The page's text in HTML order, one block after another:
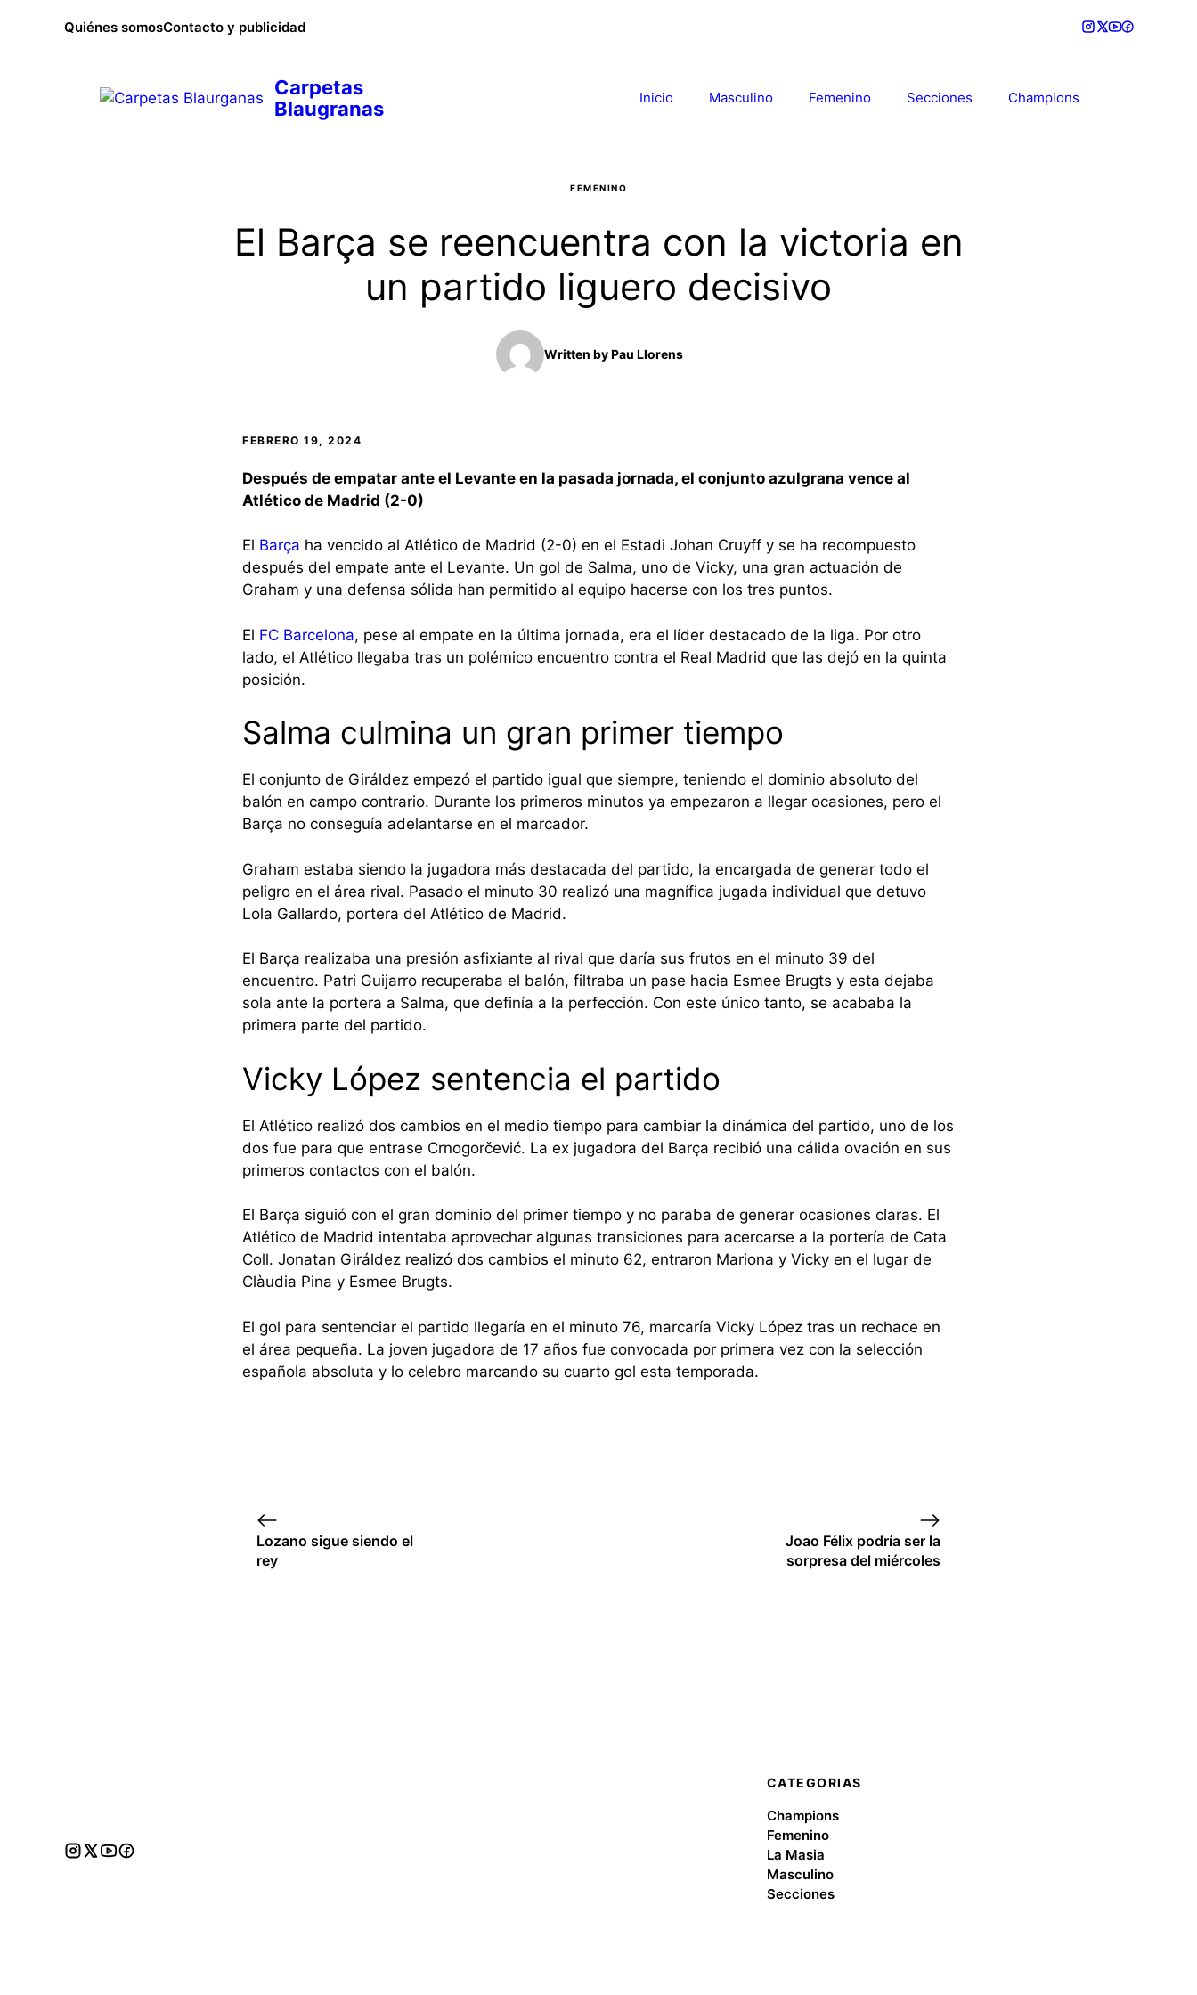
Quiénes somosContacto y publicidad
Inicio Masculino Femenino Secciones Champions
FEMENINO
El Barça se reencuentra con la victoria en
un partido liguero decisivo
Written byPau Llorens
FEBRERO 19, 2024
Después de empatar ante el Levante en la pasada jornada, el conjunto azulgrana vence al
Atlético de Madrid (2-0)
El Barça ha vencido al Atlético de Madrid (2-0) en el Estadi Johan Cruyff y se ha recompuesto
después del empate ante el Levante. Un gol de Salma, uno de Vicky, una gran actuación de
Graham y una defensa sólida han permitido al equipo hacerse con los tres puntos.
El FC Barcelona, pese al empate en la última jornada, era el líder destacado de la liga. Por otro
lado, el Atlético llegaba tras un polémico encuentro contra el Real Madrid que las dejó en la quinta
posición.
Salma culmina un gran primer tiempo
El conjunto de Giráldez empezó el partido igual que siempre, teniendo el dominio absoluto del
balón en campo contrario. Durante los primeros minutos ya empezaron a llegar ocasiones, pero el
Barça no conseguía adelantarse en el marcador.
Graham estaba siendo la jugadora más destacada del partido, la encargada de generar todo el
peligro en el área rival. Pasado el minuto 30 realizó una magnífica jugada individual que detuvo
Lola Gallardo, portera del Atlético de Madrid.
El Barça realizaba una presión asfixiante al rival que daría sus frutos en el minuto 39 del
encuentro. Patri Guijarro recuperaba el balón, filtraba un pase hacia Esmee Brugts y esta dejaba
sola ante la portera a Salma, que definía a la perfección. Con este único tanto, se acababa la
primera parte del partido.
Vicky López sentencia el partido
El Atlético realizó dos cambios en el medio tiempo para cambiar la dinámica del partido, uno de los
dos fue para que entrase Crnogorčević. La ex jugadora del Barça recibió una cálida ovación en sus
primeros contactos con el balón.
El Barça siguió con el gran dominio del primer tiempo y no paraba de generar ocasiones claras. El
Atlético de Madrid intentaba aprovechar algunas transiciones para acercarse a la portería de Cata
Coll. Jonatan Giráldez realizó dos cambios el minuto 62, entraron Mariona y Vicky en el lugar de
Clàudia Pina y Esmee Brugts.
El gol para sentenciar el partido llegaría en el minuto 76, marcaría Vicky López tras un rechace en
el área pequeña. La joven jugadora de 17 años fue convocada por primera vez con la selección
española absoluta y lo celebro marcando su cuarto gol esta temporada.
Lozano sigue siendo el
rey
Joao Félix podría ser la
sorpresa del miércoles
CATEGORIAS
Champions
Femenino
La Masia
Masculino
Secciones